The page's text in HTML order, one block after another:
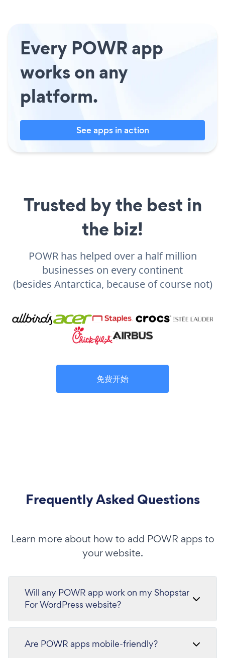
Every POWR app
works on any
platform.
See apps in action
Trusted by the best in
the biz!
POWR has helped over a half million
businesses on every continent
(besides Antarctica, because of course not)
免费开始
Frequently Asked Questions
Learn more about how to add POWR apps to
your website.
Will any POWR app work on my Shopstar
For WordPress website?
Are POWR apps mobile-friendly?